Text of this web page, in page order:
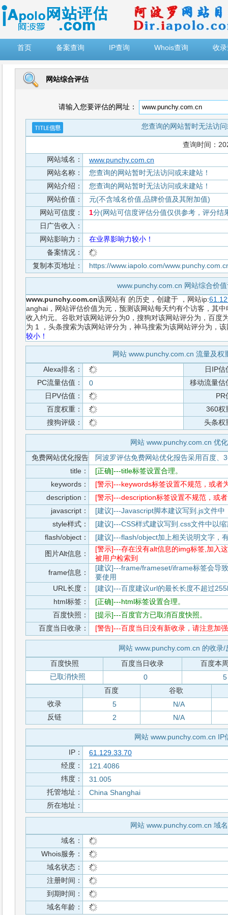
首页
备案查询 IP查询 Whois查询 收
网站综合评估
请输入您要评估的网址：
您查询的网站暂时无法访
查询时间：
网站域名：
www.punchy.com.cn
网站名称：
您查询的网站暂时无法访问或未建站！
网站介绍：
您查询的网站暂时无法访问或未建站！
网站价值：
元(不含域名价值,品牌价值及其附加值)
网站可信度：
1分(网站可信度评估分值仅供参考，评分结
日广告收入：
网站影响力：
在业界影响力较小！
备案情况：
复制本页地址：
https://www.iapolo.com/
www.punchy.com.cn 网站综合价
www.punchy.com.cn该网站有 的历史，创建于 ，网站ip:
anghai，网站评估价值为元，预测该网站每天约有个访客，其
收入约元。谷歌对该网站评分为0，搜狗对该网站评分为，百度
为 1 ，头条搜索为该网站评分为，神马搜索为该网站评分为，
较小！
网站 www.punchy.com.cn 流量及权
Alexa排名：
日IP估
PC流量估值：
0
移动流量估
日PV估值：
PR
百度权重：
360权
搜狗评级：
头条权
网站 www.punchy.com.cn 优
免费网站优化报告
阿波罗评估免费网站优化报告采用百度、
title：
[正确]---title标签设置合理。
keywords：
[警示]---keywords标签设置不规范，或者
description：
[警示]---description标签设置不规范，或
javascript：
[建议]---Javascript脚本建议写到.js文件中
style样式：
[建议]---CSS样式建议写到.css文件中以
flash/object：
[建议]---flash/object加上相关说明文字，
图片Alt信息：
[警示]---存在没有alt信息的img标签,加入
被用户检索到
frame信息：
[建议]---frame/frameset/iframe标签会导
要使用
URL长度：
[建议]---百度建议url的最长长度不超过
html标签：
[正确]---html标签设置合理。
百度快照：
[提示]---百度官方已取消百度快照。
百度当日收录：
[警告]---百度当日没有新收录，请注意加
网站 www.punchy.com.cn 的收录/
百度快照
百度当日收录
百度本
已取消快照
0
5
百度
谷歌
收录
5
N/A
反链
2 N/A
网站 www.punchy.com.cn IP
IP：
61.129.33.70
经度：
121.4086
纬度：
31.005
托管地址：
China Shanghai
所在地址：
网站 www.punchy.com.cn 域
域名：
Whois服务：
域名状态：
注册时间：
到期时间：
域名年龄：